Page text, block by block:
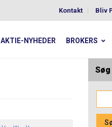
Kontakt Bliv
AKTIE-NYHEDER BROKERS
Søg